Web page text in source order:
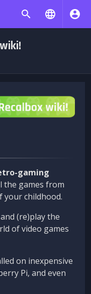
gaming
the games from
your childhood.
(re)play the
of video games
on inexpensive
Pi, and even